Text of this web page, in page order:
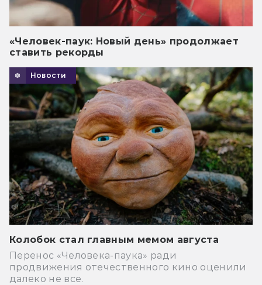
«Человек-паук: Новый день» продолжает
ставить рекорды
Новости
Колобок стал главным мемом августа
Перенос «Человека-паука» ради
продвижения отечественного кино оценили
далеко не все.